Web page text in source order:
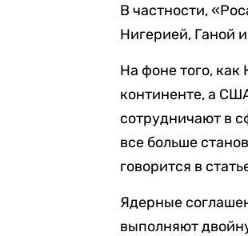
В частности,
Нигерией, Ганой
На фоне того,
континенте, а
сотрудничают в
все больше
говорится в
Ядерные
выполняют